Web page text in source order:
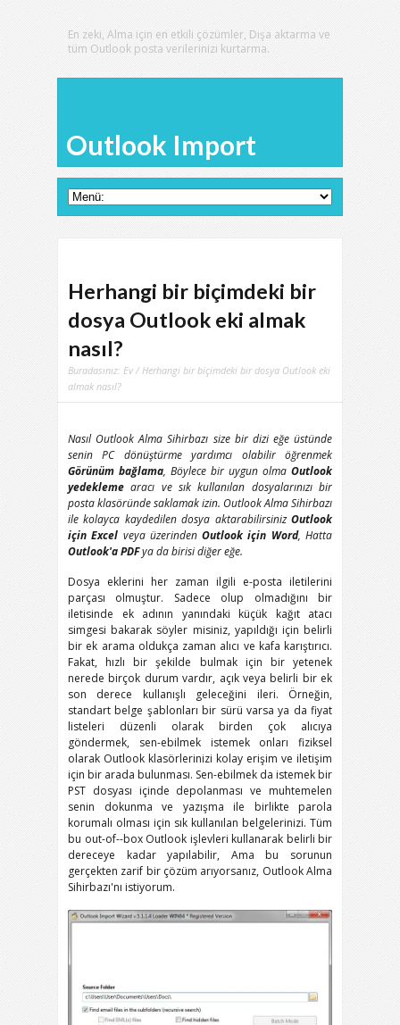
En zeki, Alma için en etkili çözümler, Dışa aktarma ve
tüm Outlook posta verilerinizi kurtarma.
Outlook Import
Herhangi bir biçimdeki bir
dosya Outlook eki almak
nasıl?
Buradasınız: Ev / Herhangi bir biçimdeki bir dosya Outlook eki
almak nasıl?
Nasıl Outlook Alma Sihirbazı size bir dizi eğe üstünde
senin PC dönüştürme yardımcı olabilir öğrenmek
Görünüm bağlama, Böylece bir uygun olma Outlook
yedekleme aracı ve sık kullanılan dosyalarınızı bir
posta klasöründe saklamak izin. Outlook Alma Sihirbazı
ile kolayca kaydedilen dosya aktarabilirsiniz Outlook
için Excel veya üzerindenOutlook için Word, Hatta
Outlook'a PDFya da birisi diğer eğe.
Dosya eklerini her zaman ilgili e-posta iletilerini
parçası olmuştur. Sadece olup olmadığını bir
iletisinde ek adının yanındaki küçük kağıt atacı
simgesi bakarak söyler misiniz, yapıldığı için belirli
bir ek arama oldukça zaman alıcı ve kafa karıştırıcı.
Fakat, hızlı bir şekilde bulmak için bir yetenek
nerede birçok durum vardır, açık veya belirli bir ek
son derece kullanışlı geleceğini ileri. Örneğin,
standart belge şablonları bir sürü varsa ya da fiyat
listeleri düzenli olarak birden çok alıcıya
göndermek, sen-ebilmek istemek onları fiziksel
olarak Outlook klasörlerinizi kolay erişim ve iletişim
için bir arada bulunması. Sen-ebilmek da istemek bir
PST dosyası içinde depolanması ve muhtemelen
senin dokunma ve yazışma ile birlikte parola
korumalı olması için sık kullanılan belgelerinizi. Tüm
bu out-of--box Outlook işlevleri kullanarak belirli bir
dereceye kadar yapılabilir, Ama bu sorunun
gerçekten zarif bir çözüm arıyorsanız, Outlook Alma
Sihirbazı'nı istiyorum.